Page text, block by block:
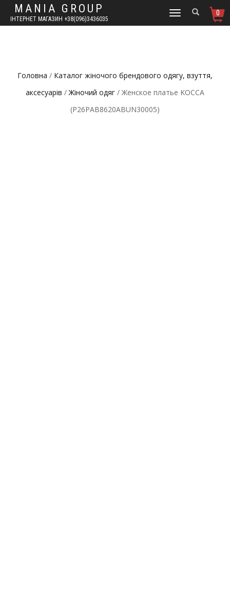
MANIA GROUP
ІНТЕРНЕТ МАГАЗИН +38(096)3436035
TOGGLE
0
Головна / Каталог жіночого брендового одягу, взуття,
аксесуарів /Жіночий одяг / Женское платье KOCCA
(P26PAB8620ABUN30005)